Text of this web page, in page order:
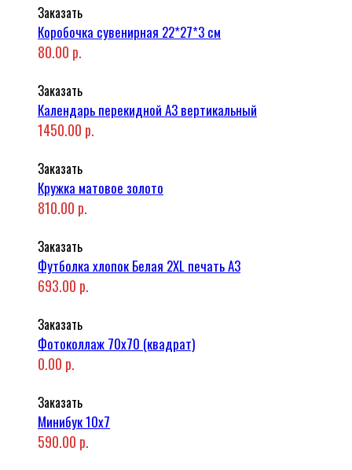
Заказать
Коробочка сувенирная 22*27*3 см
80.00 р.
Заказать
Календарь перекидной А3 вертикальный
1450.00 р.
Заказать
Кружка матовое золото
810.00 р.
Заказать
Футболка хлопок Белая 2XL печать A3
693.00 р.
Заказать
Фотоколлаж 70x70 (квадрат)
0.00 р.
Заказать
Минибук 10х7
590.00 р.